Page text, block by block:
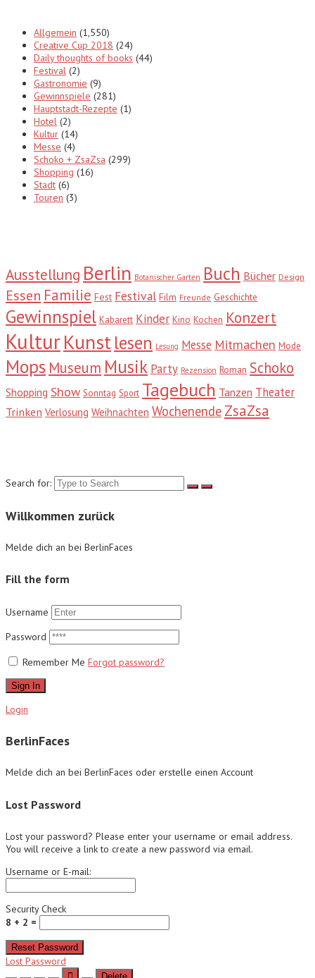
Allgemein (1,550)
Creative Cup 2018 (24)
Daily thoughts of books (44)
Festival (2)
Gastronomie (9)
Gewinnspiele (281)
Hauptstadt-Rezepte (1)
Hotel (2)
Kultur (14)
Messe (4)
Schoko + ZsaZsa (299)
Shopping (16)
Stadt (6)
Touren (3)
Ausstellung Berlin Botanischer Garten Buch Bücher Design
Essen Familie Fest Festival Film Freunde Geschichte
Gewinnspiel Kabarett Kinder Kino Kochen Konzert
KulturKunstlesen Lesung Messe Mitmachen Mode
Mops Museum Musik Party Rezension Roman Schoko
Shopping Show Sonntag Sport Tagebuch Tanzen Theater
Trinken Verlosung Weihnachten Wochenende ZsaZsa
Search for:
Willkommen zurück
Melde dich an bei BerlinFaces
Fill the form
Username
Password
Remember Me Forgot password?
Sign In
Login
BerlinFaces
Melde dich an bei BerlinFaces oder erstelle einen Account
Lost Password
Lost your password? Please enter your username or email address.
You will receive a link to create a new password via email.
Username or E-mail:
Security Check
8 + 2 =
Reset Password
Lost Password